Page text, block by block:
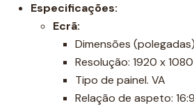
Especificações:
Ecrã:
Dimensões
Resolução: 1920 x 1080
Tipo de painel. VA
Relação de aspeto: 16:9